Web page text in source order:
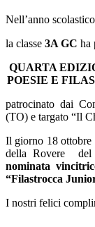
Nell’anno scolastico
la classe 3A GC ha
QUARTA
POESIE E
patrocinato dai
(TO) e targato “Il
Il giorno 18 ottobre
della Rovere del
nominata
“Filastrocca
I nostri felici